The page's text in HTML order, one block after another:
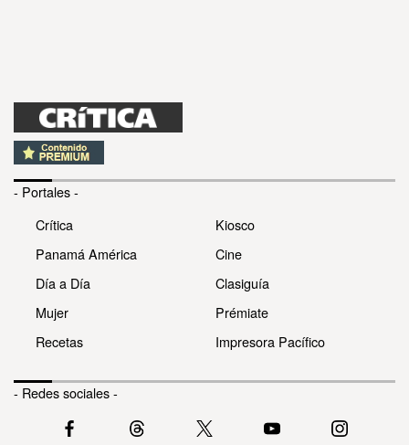
- Portales -
Crítica
Panamá América
Día a Día
Mujer
Recetas
Kiosco
Cine
Clasiguía
Prémiate
Impresora Pacífico
- Redes sociales -